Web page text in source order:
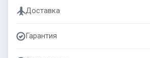
Доставка
Гарантия